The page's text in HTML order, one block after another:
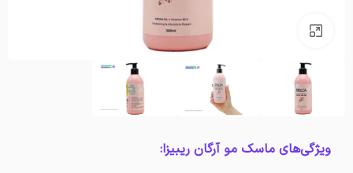
ویژگی‌های ماسک مو آرگان ریبیزا: